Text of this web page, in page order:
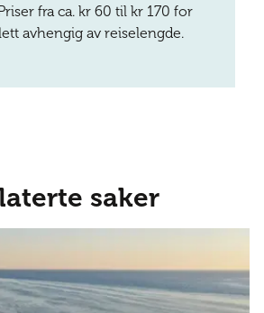
fra ca. kr 60 til kr 170 for
avhengig av reiselengde.
saker